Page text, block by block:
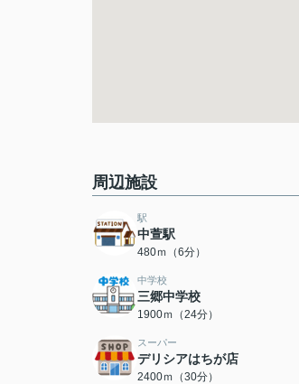
周辺施設
駅
中萱駅
480ｍ（6分）
中学校
三郷中学校
1900ｍ（24分）
スーパー
デリシアはちが店
2400ｍ（30分）